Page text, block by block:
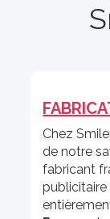
Chez
de notre
fabricant